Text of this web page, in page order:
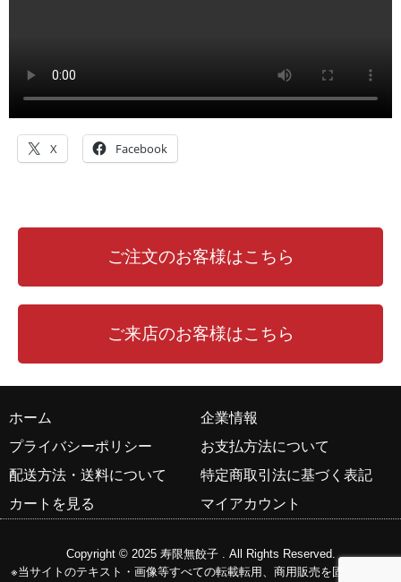
X Facebook
ご注文のお客様はこちら
ご来店のお客様はこちら
ホーム
企業情報
プライバシーポリシー
お支払方法について
配送方法・送料について
特定商取引法に基づく表記
カートを見る
マイアカウント
Copyright © 2025 寿限無餃子. All Rights Reserved.
※当サイトのテキスト・画像等すべての転載転用、商用販売を固く禁じま